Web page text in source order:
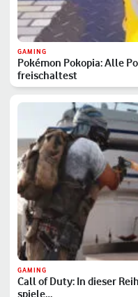
GAMING
Pokémon Pokopia: Alle
freischaltest
GAMING
Call of Duty: In dieser
spiele…